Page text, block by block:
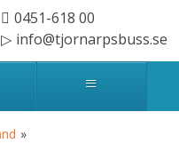
0451-618 00
info@tjornarpsbuss.se
»